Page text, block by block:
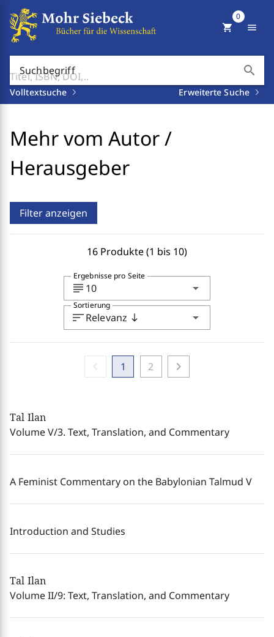
Suchbegriff search
Volltextsuche Erweiterte Suche
shopping_cart
0
menu
Mehr vom Autor /
Herausgeber
Filter anzeigen
16 Produkte (1 bis 10)
subject 10 arrow_drop_down
Ergebnisse pro Seite
sortRelevanz south arrow_drop_down
Sortierung
1 2 chevron_right
Tal Ilan
Volume V/3. Text, Translation, and Commentary
A Feminist Commentary on the Babylonian Talmud V
Introduction and Studies
Tal Ilan
Volume II/9: Text, Translation, and Commentary